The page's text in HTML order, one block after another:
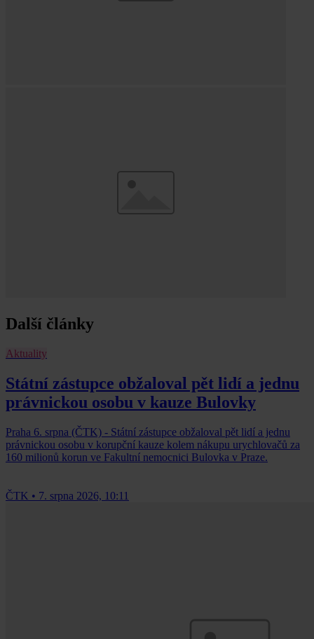
Další články
Aktuality
Státní zástupce obžaloval pět lidí a jednu
právnickou osobu v kauze Bulovky
Praha 6. srpna (ČTK) - Státní zástupce obžaloval pět lidí a jednu
právnickou osobu v korupční kauze kolem nákupu urychlovačů za
160 milionů korun ve Fakultní nemocnici Bulovka v Praze.
ČTK • 7. srpna 2026, 10:11